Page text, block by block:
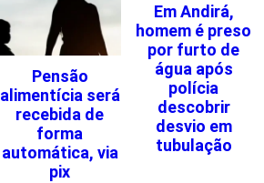
Pensão
alimentícia será
recebida de
forma
automática, via
pix
Em Andirá,
homem é preso
por furto de
água após
polícia
descobrir
desvio em
tubulação